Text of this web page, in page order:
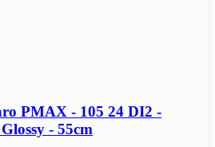
PMAX - 105 24 DI2 -
- 55cm